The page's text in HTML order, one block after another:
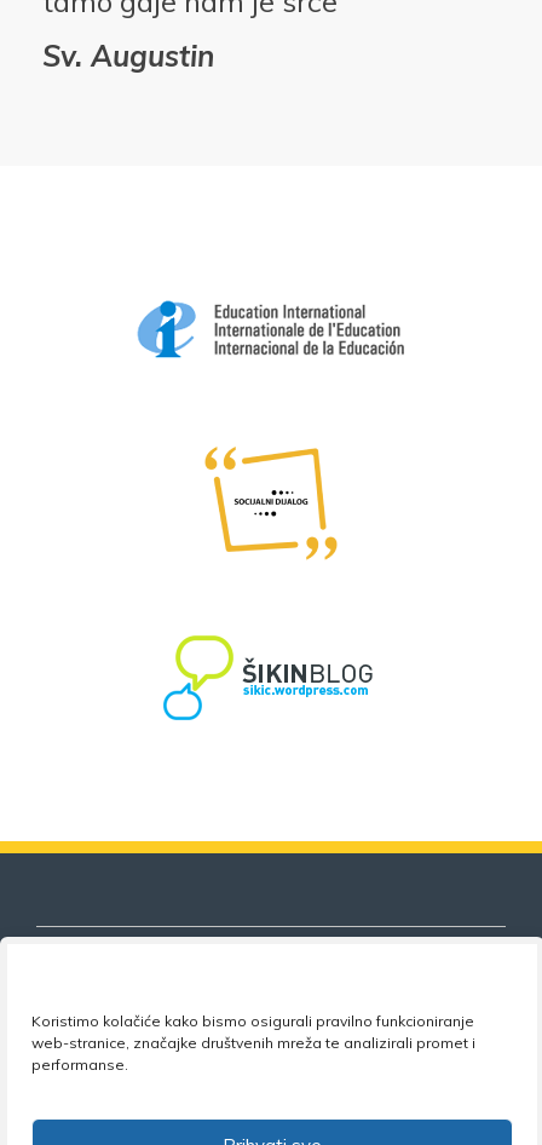
Koristimo kolačiće kako bismo osigurali pravilno funkcioniranje
web-stranice, značajke društvenih mreža te analizirali promet i
performanse.
Sv. Augustin
Nezavisni sindikat znanosti i visokog
obrazovanja
Adresa: Florijana Andrašeca 18A / VI kat • 10 000
+385 1 4847 337 •Email: